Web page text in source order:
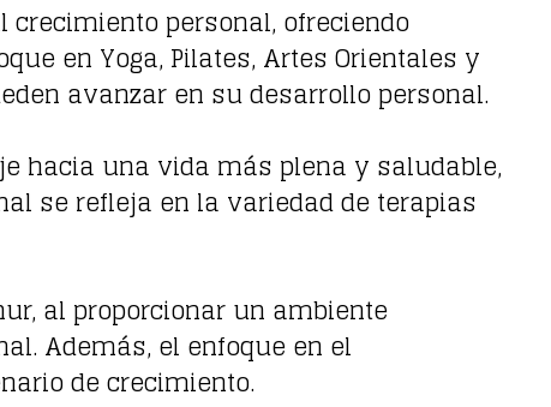
personal, ofreciendo
en Yoga, Pilates, Artes Orientales y
avanzar en su desarrollo personal.
hacia una vida más plena y saludable,
se refleja en la variedad de terapias
al proporcionar un ambiente
Además, el enfoque en el
de crecimiento.